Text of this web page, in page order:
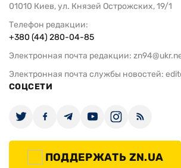
01010 Киев, ул. Князей Острожских, 19/1
Телефон редакции:
+380 (44) 280-04-85
Электронная почта редакции:
Электронная почта службы новостей:
СОЦСЕТИ
ПОДДЕРЖАТЬ ZN.UA